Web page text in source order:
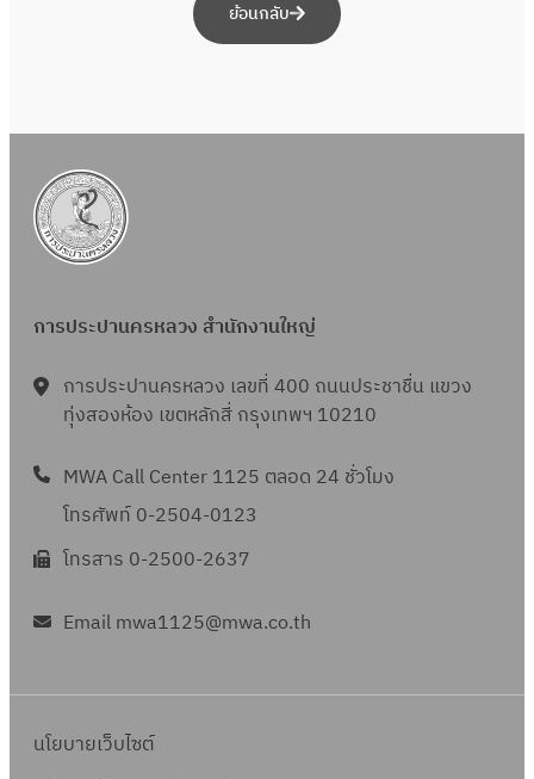
ย้อนกลับ
การประปานครหลวง สำนักงานใหญ่
การประปานครหลวง เลขที่ 400 ถนนประชาชื่น แขวง
ทุ่งสองห้อง เขตหลักสี่ กรุงเทพฯ 10210
MWA Call Center 1125 ตลอด 24 ชั่วโมง
โทรศัพท์ 0-2504-0123
โทรสาร 0-2500-2637
Email mwa1125@mwa.co.th
นโยบายเว็บไซต์